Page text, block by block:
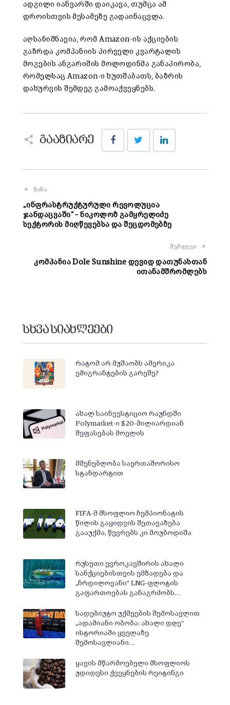
ადგილი იანვარში დაიკავა, თუმცა ამ
დროისთვის მესამეზე გადაინაცვლა.
აღსანიშნავია, რომ Amazon-ის აქციების
გაზრდა კომპანიის პირველი კვარტალის
მოგების ანგარიშის მოლოდინმა განაპირობა,
რომელსაც Amazon-ი ხუთშაბათს, ბაზრის
დახურვის შემდეგ გამოაქვეყნებს.
გააზიარე
FacebookTwitter
წინა
„ინფრასტრუქტურული რევოლუცია
ჯანდაცვაში“ – ნიკოლოზ გამყრელიძე
სექტორის მიღწევებსა და შეცდომებზე
შემდეგი
კომპანია Dole Sunshine დევიდ დათუნასთან
ითანამშრომლებს
სხვა სიახლეები
რატომ არ მუშაობს ამერიკა
ემიგრანტების გარეშე?
ახალ საინვესტიციო რაუნდში
Polymarket-ი $20-მილიარდიან
შეფასებას მოელის
მშენებლობა საერთაშორისო
სტანდარტით
FIFA-მ მსოფლიო ჩემპიონატის
წილის გაყიდვის შეთავაზება
გააუქმა, წევრებს კი მოუბოდიშა
რუსეთი ევროკავშირის ახალი
სანქციებისთვის ემზადება და
„ჩრდილოვანი“ LNG-ფლოტის
გაფართოებას განაგრძობს…
სადებიუტო უქმეების შემოსავლით
„ადამიანი ობობა: ახალი დღე“
ისტორიაში ყველაზე
შემოსავლიანი…
ყავის მწარმოებელი მსოფლიოს
უდიდესი ქვეყნების რეიტინგი